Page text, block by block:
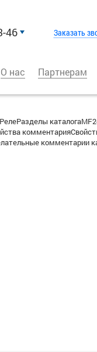
46 Заказать
О нас Партнерам
комментарии